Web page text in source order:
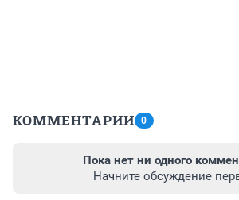
КОММЕНТАРИИ 0
Пока нет ни одного
Начните обсуждение